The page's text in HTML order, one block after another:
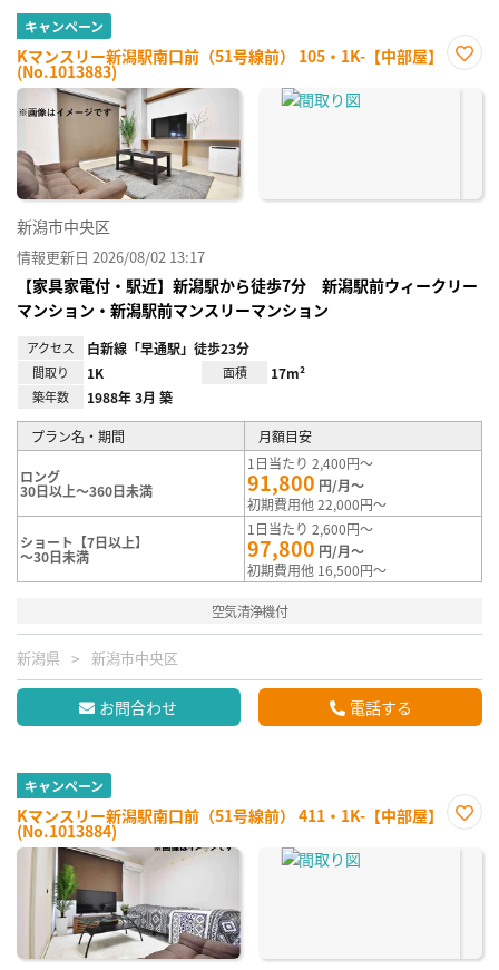
キャンペーン
Kマンスリー新潟駅南口前（51号線前） 105・1K-【中部屋】
(No.1013883)
に入
新潟市中央区
情報更新日 2026/08/02 13:17
【家具家電付・駅近】新潟駅から徒歩7分 新潟駅前ウィークリー
マンション・新潟駅前マンスリーマンション
アクセス 白新線「早通駅」徒歩23分
間取り 1K 面積 17m²
築年数 1988年 3月 築
プラン名・期間 月額目安
ロング
30日以上～360日未満
1日当たり 2,400円～
91,800 円/月～
初期費用他 22,000円～
ショート【7日以上】
～30日未満
1日当たり 2,600円～
97,800 円/月～
初期費用他 16,500円～
空気清浄機付
新潟県 新潟市中央区
お問合わせ 電話する
キャンペーン
Kマンスリー新潟駅南口前（51号線前） 411・1K-【中部屋】
(No.1013884)
に入